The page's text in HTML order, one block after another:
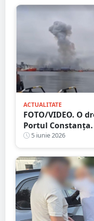
ACTUALITATE
FOTO/VIDEO. O
Portul
Roșu de Intervenție
5 iunie 2026